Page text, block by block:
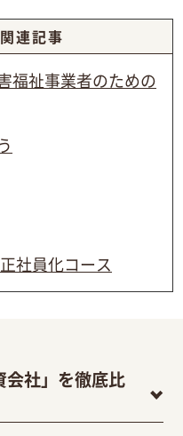
連記事
福祉事業者のための
社員化コース
会社」を徹底比